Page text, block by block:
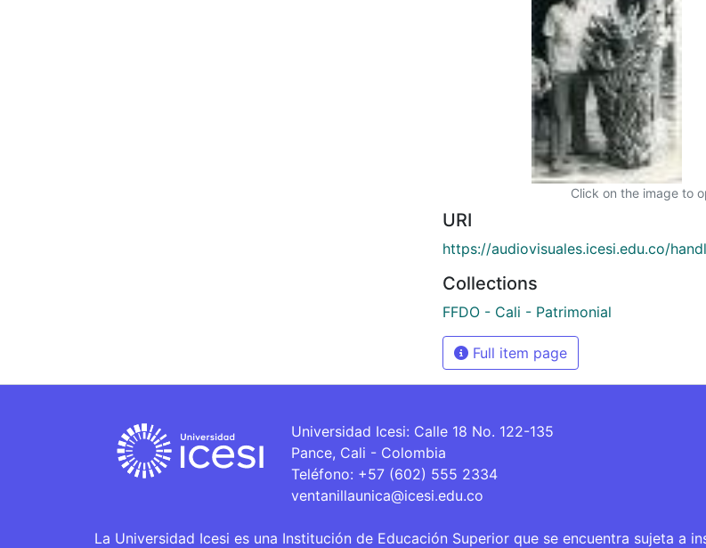
Click on the image to
URI
https://audiovisuales.icesi.edu.co/
Collections
FFDO - Cali - Patrimonial
Full item page
Universidad Icesi: Calle 18 No. 122-135
Pance, Cali - Colombia
Teléfono: +57 (602) 555 2334
ventanillaunica@icesi.edu.co
La Universidad Icesi es una Institución de Educación Superior que se encuentra sujeta a